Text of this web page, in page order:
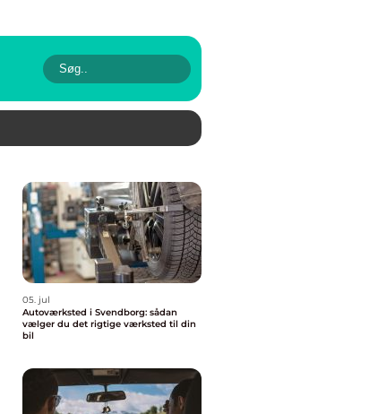
05. jul
Autoværksted i Svendborg: sådan
vælger du det rigtige værksted til din
bil